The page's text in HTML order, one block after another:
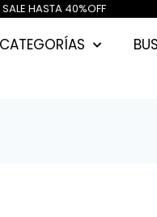
SIN
CATEGORÍAS